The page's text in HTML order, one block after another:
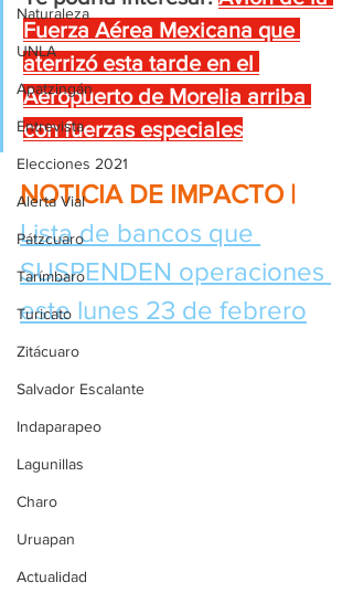
Naturaleza
UNLA
Apatzingán
Entrevista
Elecciones 2021
Alerta Vial
Pátzcuaro
Tarímbaro
Turicato
Zitácuaro
Salvador Escalante
Indaparapeo
Lagunillas
Charo
Uruapan
Actualidad
Fuerza Aérea Mexicana que
aterrizó esta tarde en el
Aeropuerto de Morelia arriba
con fuerzas especiales
NOTICIA DE IMPACTO |
Lista de bancos que
SUSPENDEN operaciones
este lunes 23 de febrero